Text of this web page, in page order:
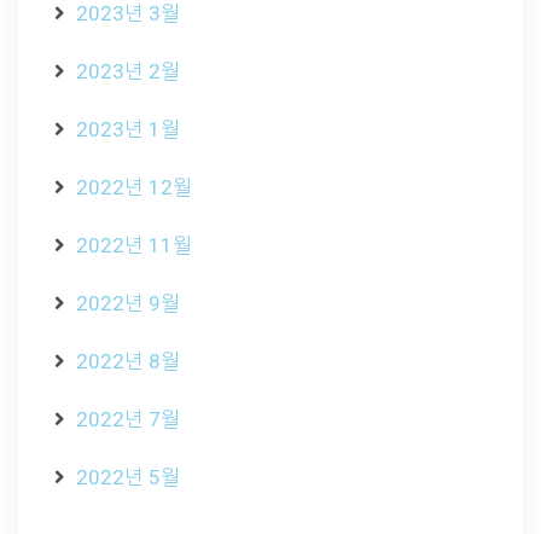
2023년 3월
2023년 2월
2023년 1월
2022년 12월
2022년 11월
2022년 9월
2022년 8월
2022년 7월
2022년 5월